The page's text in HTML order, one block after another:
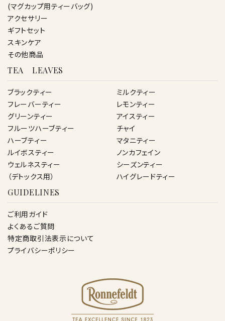
(マグカップ用ティーバッグ)
アクセサリー
ギフトセット
スキンケア
その他商品
TEA LEAVES
ブラックティー
フレーバーティー
グリーンティー
フルーツハーブティー
ハーブティー
ルイボスティー
ウェルネスティー
（デトックス用）
ミルクティー
レモンティー
アイスティー
チャイ
マタニティー
ノンカフェイン
シーズンティー
ハイグレードティー
GUIDELINES
ご利用ガイド
よくあるご質問
特定商取引法表示について
プライバシーポリシー